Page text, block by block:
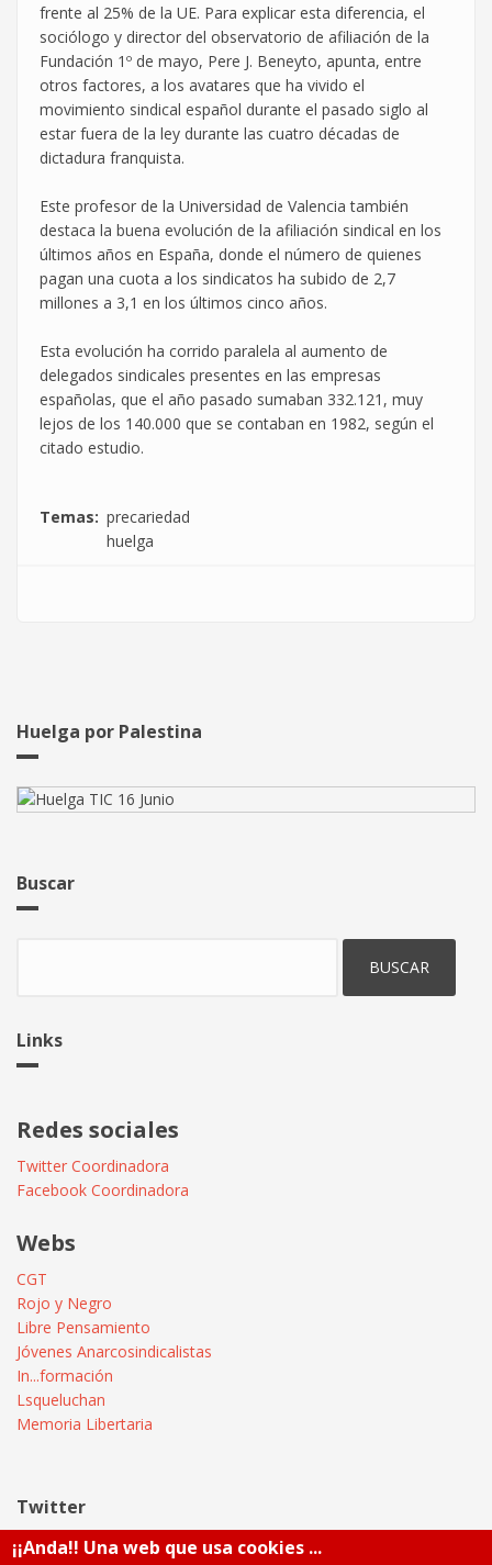
frente al 25% de la UE. Para explicar esta diferencia, el
sociólogo y director del observatorio de afiliación de la
Fundación 1º de mayo, Pere J. Beneyto, apunta, entre
otros factores, a los avatares que ha vivido el
movimiento sindical español durante el pasado siglo al
estar fuera de la ley durante las cuatro décadas de
dictadura franquista.
Este profesor de la Universidad de Valencia también
destaca la buena evolución de la afiliación sindical en los
últimos años en España, donde el número de quienes
pagan una cuota a los sindicatos ha subido de 2,7
millones a 3,1 en los últimos cinco años.
Esta evolución ha corrido paralela al aumento de
delegados sindicales presentes en las empresas
españolas, que el año pasado sumaban 332.121, muy
lejos de los 140.000 que se contaban en 1982, según el
citado estudio.
Temas
precariedad
huelga
Huelga por Palestina
Buscar
Links
Redes sociales
Twitter Coordinadora
Facebook Coordinadora
Webs
CGT
Rojo y Negro
Libre Pensamiento
Jóvenes Anarcosindicalistas
In...formación
Lsqueluchan
Memoria Libertaria
Twitter
¡¡Anda!! Una web que usa cookies ...